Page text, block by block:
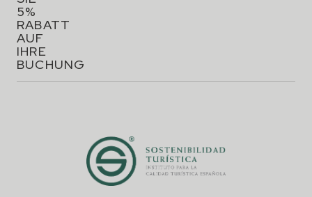
5%
RABATT
AUF
IHRE
BUCHUNG